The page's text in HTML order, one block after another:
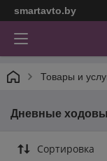
smartavto.by
Товары и
Дневные
Сортировка